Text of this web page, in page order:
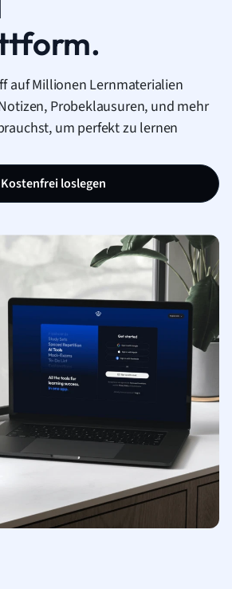
auf Millionen Lernmaterialien
Probeklausuren, und mehr
um perfekt zu lernen
Kostenfrei loslegen